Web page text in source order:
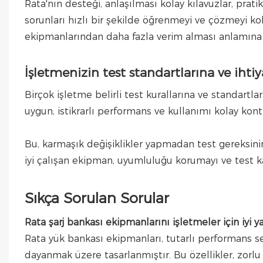
Rata'nın desteği, anlaşılması kolay kılavuzlar,
sorunları hızlı bir şekilde öğrenmeyi ve çözmeyi
ekipmanlarından daha fazla verim alması
İşletmenizin test standartlarına ve
Birçok işletme belirli test kurallarına ve
uygun, istikrarlı performans ve kullanımı kolay
Bu, karmaşık değişiklikler yapmadan test
iyi çalışan ekipman, uyumluluğu korumayı ve test
Sıkça Sorulan Sorular
Rata şarj bankası ekipmanlarını işletmeler için iyi
Rata yük bankası ekipmanları, tutarlı
dayanmak üzere tasarlanmıştır. Bu özellikler,